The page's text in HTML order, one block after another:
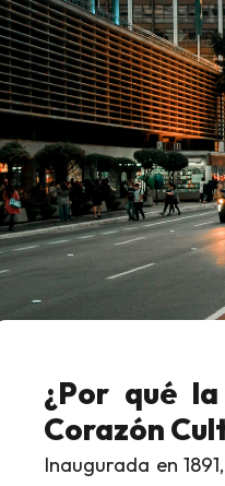
¿Por qué
Corazón
Inaugurada en